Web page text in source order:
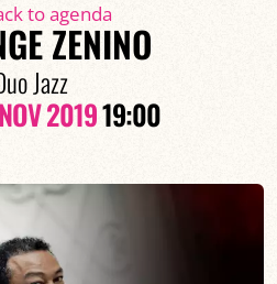
to agenda
ZENINO
Jazz
201919:00